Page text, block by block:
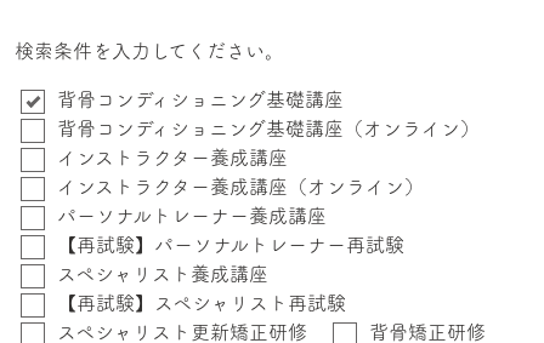
検索条件を入力してください。
背骨コンディショニング基礎講座
背骨コンディショニング基礎講座（オンライン）
インストラクター養成講座
インストラクター養成講座（オンライン）
パーソナルトレーナー養成講座
【再試験】パーソナルトレーナー再試験
スペシャリスト養成講座
【再試験】スペシャリスト再試験
スペシャリスト更新矯正研修
背骨矯正研修